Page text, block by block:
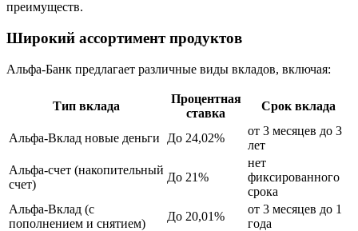
преимуществ.
Широкий ассортимент продуктов
Альфа-Банк предлагает различные виды вкладов, включая:
Тип вклада
Процентная
ставка
Срок вклада
Альфа-Вклад новые деньги До 24,02%
от 3 месяцев до 3
лет
Альфа-счет (накопительный
счет)
До 21%
нет
фиксированного
срока
Альфа-Вклад (с
пополнением и снятием)
До 20,01%
от 3 месяцев до 1
года